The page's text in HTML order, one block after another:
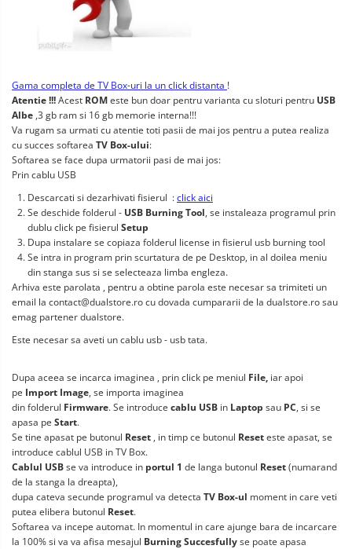
Gama completa de TV Box-uri la un click distanta !
Atentie !!!Acest ROMeste bun doar pentru varianta cu sloturi pentru USB
Albe ,3 gb ram si 16 gb memorie interna!!!
Va rugam sa urmati cu atentie toti pasii de mai jos pentru a putea realiza
cu succes softarea TV Box-ului:
Softarea se face dupa urmatorii pasi de mai jos:
Prin cablu USB
Descarcati si dezarhivati fisierul :click aici
Se deschide folderul - USB Burning Tool, se instaleaza programul prin
dublu click pe fisierul Setup
Dupa instalare se copiaza folderul license in fisierul usb burning tool
Se intra in program prin scurtatura de pe Desktop, in al doilea meniu
din stanga sus si se selecteaza limba engleza.
Arhiva este parolata , pentru a obtine parola este necesar sa trimiteti un
email la contact@dualstore.rocu dovada cumpararii de la dualstore.ro sau
emag partener dualstore.
Este necesar sa aveti un cablu usb - usb tata.
Dupa aceea se incarca imaginea , prin click pe meniul File, iar apoi
pe Import Image, se importa imaginea
din folderul Firmware. Se introduce cablu USB in Laptop sau PC, si se
apasa pe Start.
Se tine apasat pe butonul Reset , in timp ce butonul Reseteste apasat, se
introduce cablul USB in TV Box.
Cablul USBse va introduce in portul 1 de langa butonul Reset(numarand
de la stanga la dreapta),
dupa cateva secunde programul va detecta TV Box-ul moment in care veti
putea elibera butonul Reset.
Softarea va incepe automat. In momentul in care ajunge bara de incarcare
la 100% si va va afisa mesajul Burning Succesfullyse poate apasa